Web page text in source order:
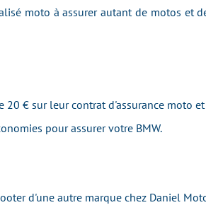
moto à assurer autant de motos et
€ sur leur contrat d'assurance moto
pour assurer votre BMW.
d'une autre marque chez Daniel